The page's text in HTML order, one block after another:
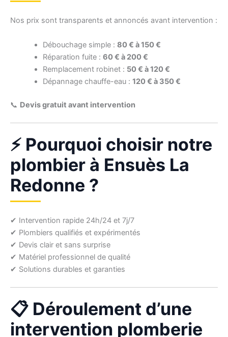
Nos prix sont transparents et annoncés avant intervention :
Débouchage simple : 80 € à 150 €
Réparation fuite : 60 € à 200 €
Remplacement robinet : 50 € à 120 €
Dépannage chauffe-eau : 120 € à 350 €
📞 Devis gratuit avant intervention
⚡ Pourquoi choisir notre
plombier à Ensuès La
Redonne ?
✔ Intervention rapide 24h/24 et 7j/7
✔ Plombiers qualifiés et expérimentés
✔ Devis clair et sans surprise
✔ Matériel professionnel de qualité
✔ Solutions durables et garanties
📋 Déroulement d’une
intervention plomberie